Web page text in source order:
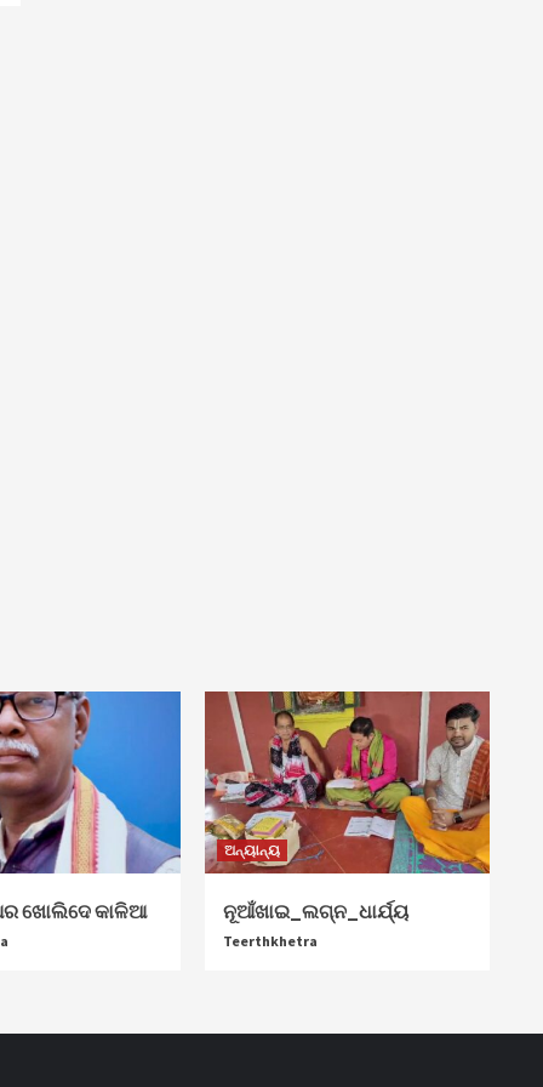
ଖୋଲିଦେ କାଳିଆ
ଅନ୍ୟାନ୍ୟ
ନୂଆଁଖାଇ_ଲଗ୍ନ_ଧାର୍ଯ୍ୟ
Teerthkhetra